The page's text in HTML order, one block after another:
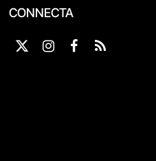
CONNECTA
X
InstagramFacebook
RSS